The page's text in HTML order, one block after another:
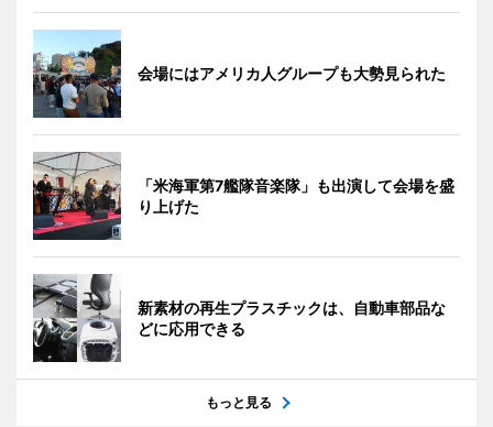
会場にはアメリカ人グループも大勢見られた
「米海軍第7艦隊音楽隊」も出演して会場を盛
り上げた
新素材の再生プラスチックは、自動車部品な
どに応用できる
もっと見る